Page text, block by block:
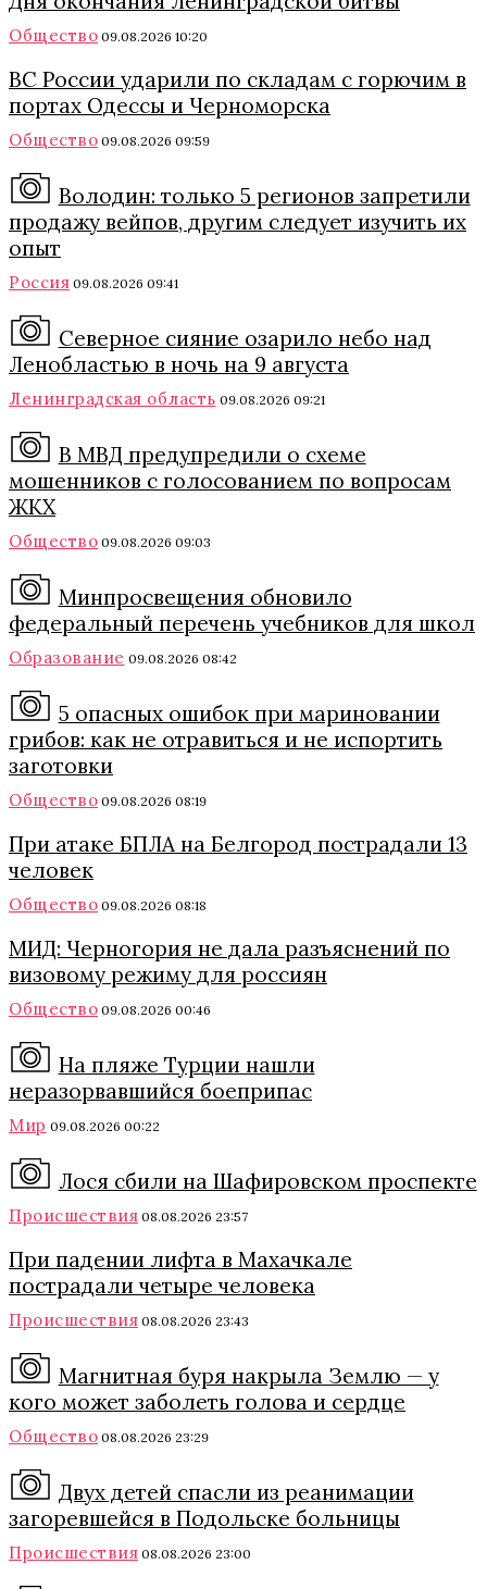
Общество 09.08.2026 10:20
ВС России ударили по складам с горючим в
портах Одессы и Черноморска
Общество 09.08.2026 09:59
Володин: только 5 регионов запретили
продажу вейпов, другим следует изучить их
опыт
Россия 09.08.2026 09:41
Северное сияние озарило небо над
Ленобластью в ночь на 9 августа
Ленинградская область 09.08.2026 09:21
В МВД предупредили о схеме
мошенников с голосованием по вопросам
ЖКХ
Общество 09.08.2026 09:03
Минпросвещения обновило
федеральный перечень учебников для школ
Образование 09.08.2026 08:42
5 опасных ошибок при мариновании
грибов: как не отравиться и не испортить
заготовки
Общество 09.08.2026 08:19
При атаке БПЛА на Белгород пострадали 13
человек
Общество 09.08.2026 08:18
МИД: Черногория не дала разъяснений по
визовому режиму для россиян
Общество 09.08.2026 00:46
На пляже Турции нашли
неразорвавшийся боеприпас
Мир 09.08.2026 00:22
Лося сбили на Шафировском проспекте
Происшествия 08.08.2026 23:57
При падении лифта в Махачкале
пострадали четыре человека
Происшествия 08.08.2026 23:43
Магнитная буря накрыла Землю — у
кого может заболеть голова и сердце
Общество 08.08.2026 23:29
Двух детей спасли из реанимации
загоревшейся в Подольске больницы
Происшествия 08.08.2026 23:00